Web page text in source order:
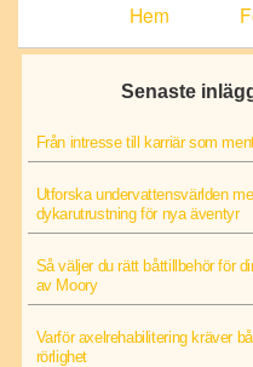
Navigation
Hem
Senaste
Från intresse till karriär som
Utforska undervattensvärlden
dykarutrustning för nya äventyr
Så väljer du rätt båttillbehör för
av Moory
Varför axelrehabilitering kräver
rörlighet